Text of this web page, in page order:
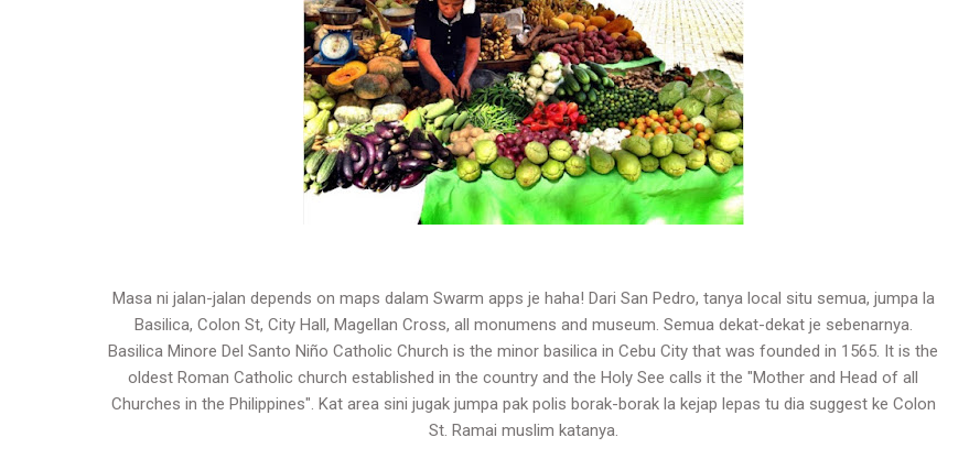
Masa ni jalan-jalan depends on maps dalam Swarm apps je haha! Dari San Pedro, tanya local situ semua, jumpa la
Basilica, Colon St, City Hall, Magellan Cross, all monumens and museum. Semua dekat-dekat je sebenarnya.
Basilica Minore Del Santo Niño Catholic Church is the minor basilica in Cebu City that was founded in 1565. It is the
oldest Roman Catholic church established in the country and the Holy See calls it the "Mother and Head of all
Churches in the Philippines". Kat area sini jugak jumpa pak polis borak-borak la kejap lepas tu dia suggest ke Colon
St. Ramai muslim katanya.